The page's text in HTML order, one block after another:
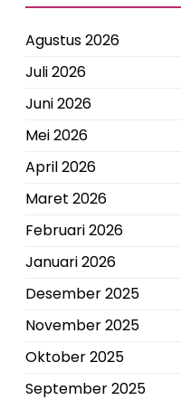
Agustus 2026
Juli 2026
Juni 2026
Mei 2026
April 2026
Maret 2026
Februari 2026
Januari 2026
Desember 2025
November 2025
Oktober 2025
September 2025